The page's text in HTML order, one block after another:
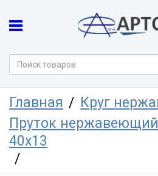
Главная
Круг
Пруток нержавеющий
40х13